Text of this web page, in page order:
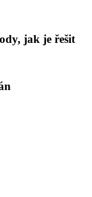
jak je řešit